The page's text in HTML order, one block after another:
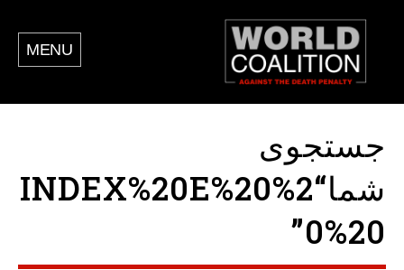
MENU
جستجوی
شما“INDEX%20E%20%2
0%20”